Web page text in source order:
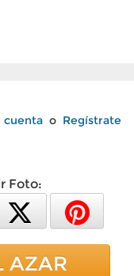
cuenta o Regístrate
Foto:
AZAR